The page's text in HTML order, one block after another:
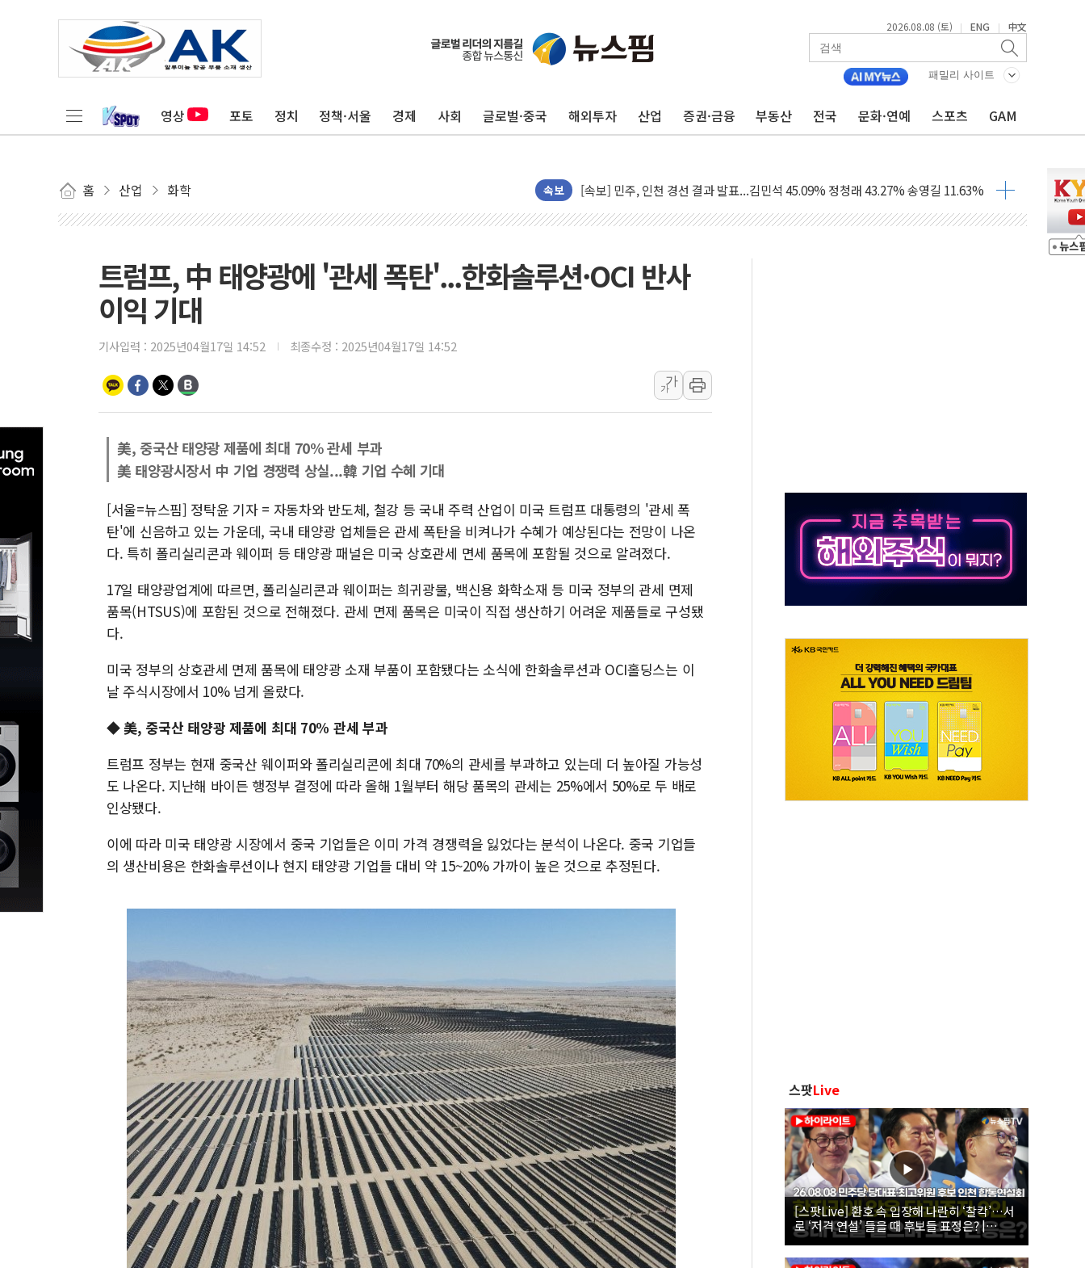
2026.08.08 (토) | ENG | 中文
패밀리 사이트
영상 포토 정치 정책·서울 경제 사회 글로벌·중국 해외투자 산업 증권·금융 부동산 전국 문화·연예 스포츠 GAM
홈 산업 화학 속보
울진·영덕 '호우특보'-포항 '산사태 주의보'...경북도, 호우 피해·통제구간 없어
[종합] 김민석, 정청래에 '0.86%p' 차 재역전 성공...金 45.42% vs 鄭 44.56%
김민석, 2주차 제주·인천 경선서 정청래에 승리...47.75% vs 42.08%
인사하는 김민석 당대표 후보
[속보] 민주, 인천 경선 결과 발표...김민석 45.09% 정청래 43.27% 송영길 11.63%
[속보] 민주, 제주 경선 결과 발표...김민석 52.64% 정청래 39.89% 송영길 7.47%
美, 이란전 출구전략 만지작…공습 한계·탄약 부족 현실화
강릉·동해·삼척 시간당 최대 50㎜ 폭우…강원 동해안 강한 비 이어져
여수 오동도 인근 해상서 모터보트 전복…1명 사망·1명 실종
추미애, '위안부' 피해자 기림의 날 참석..."국제적 시민 연대로 목소리 내야"
李대통령, ISA 개편 재검토 지시…與 "적극 환영"·野 "졸속 국정"
트럼프, 中 태양광에 '관세 폭탄'...한화솔루션·OCI 반사
이익 기대
기사입력 : 2025년04월17일 14:52 최종수정 : 2025년04월17일 14:52
가
가
美, 중국산 태양광 제품에 최대 70% 관세 부과
美 태양광시장서 中 기업 경쟁력 상실...韓 기업 수혜 기대
[서울=뉴스핌] 정탁윤 기자 = 자동차와 반도체, 철강 등 국내 주력 산업이 미국 트럼프 대통령의 '관세 폭
탄'에 신음하고 있는 가운데, 국내 태양광 업체들은 관세 폭탄을 비켜나가 수혜가 예상된다는 전망이 나온
다. 특히 폴리실리콘과 웨이퍼 등 태양광 패널은 미국 상호관세 면세 품목에 포함될 것으로 알려졌다.
17일 태양광업계에 따르면, 폴리실리콘과 웨이퍼는 희귀광물, 백신용 화학소재 등 미국 정부의 관세 면제
품목(HTSUS)에 포함된 것으로 전해졌다. 관세 면제 품목은 미국이 직접 생산하기 어려운 제품들로 구성됐
다.
미국 정부의 상호관세 면제 품목에 태양광 소재 부품이 포함됐다는 소식에 한화솔루션과 OCI홀딩스는 이
날 주식시장에서 10% 넘게 올랐다.
◆ 美, 중국산 태양광 제품에 최대 70% 관세 부과
트럼프 정부는 현재 중국산 웨이퍼와 폴리실리콘에 최대 70%의 관세를 부과하고 있는데 더 높아질 가능성
도 나온다. 지난해 바이든 행정부 결정에 따라 올해 1월부터 해당 품목의 관세는 25%에서 50%로 두 배로
인상됐다.
이에 따라 미국 태양광 시장에서 중국 기업들은 이미 가격 경쟁력을 잃었다는 분석이 나온다. 중국 기업들
의 생산비용은 한화솔루션이나 현지 태양광 기업들 대비 약 15~20% 가까이 높은 것으로 추정된다.
스팟Live
[스팟Live] 환호 속 입장해 나란히 ‘찰칵’…서
로 ‘저격 연설’ 들을 때 후보들 표정은? |
26.08.08 더불어민주당 당대표·최고위원 후
보 인천 합동연설회